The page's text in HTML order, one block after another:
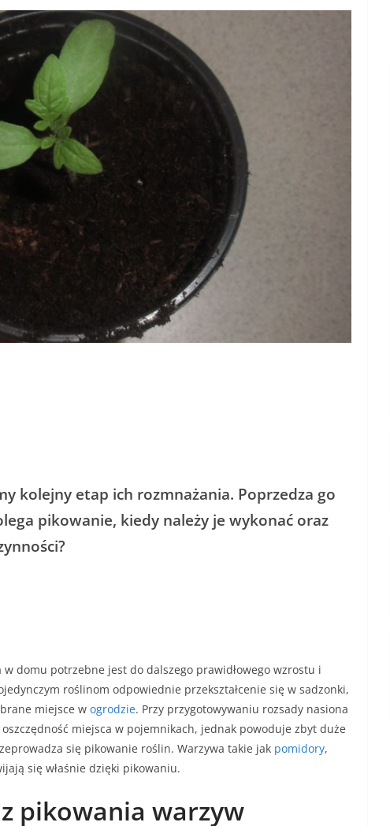
kolejny etap ich rozmnażania. Poprzedza go
pikowanie, kiedy należy je wykonać oraz
w domu potrzebne jest do dalszego prawidłowego wzrostu i
roślinom odpowiednie przekształcenie się w sadzonki,
miejsce w ogrodzie. Przy przygotowywaniu rozsady nasiona
miejsca w pojemnikach, jednak powoduje zbyt duże
się pikowanie roślin. Warzywa takie jak pomidory,
się właśnie dzięki pikowaniu.
pikowania warzyw